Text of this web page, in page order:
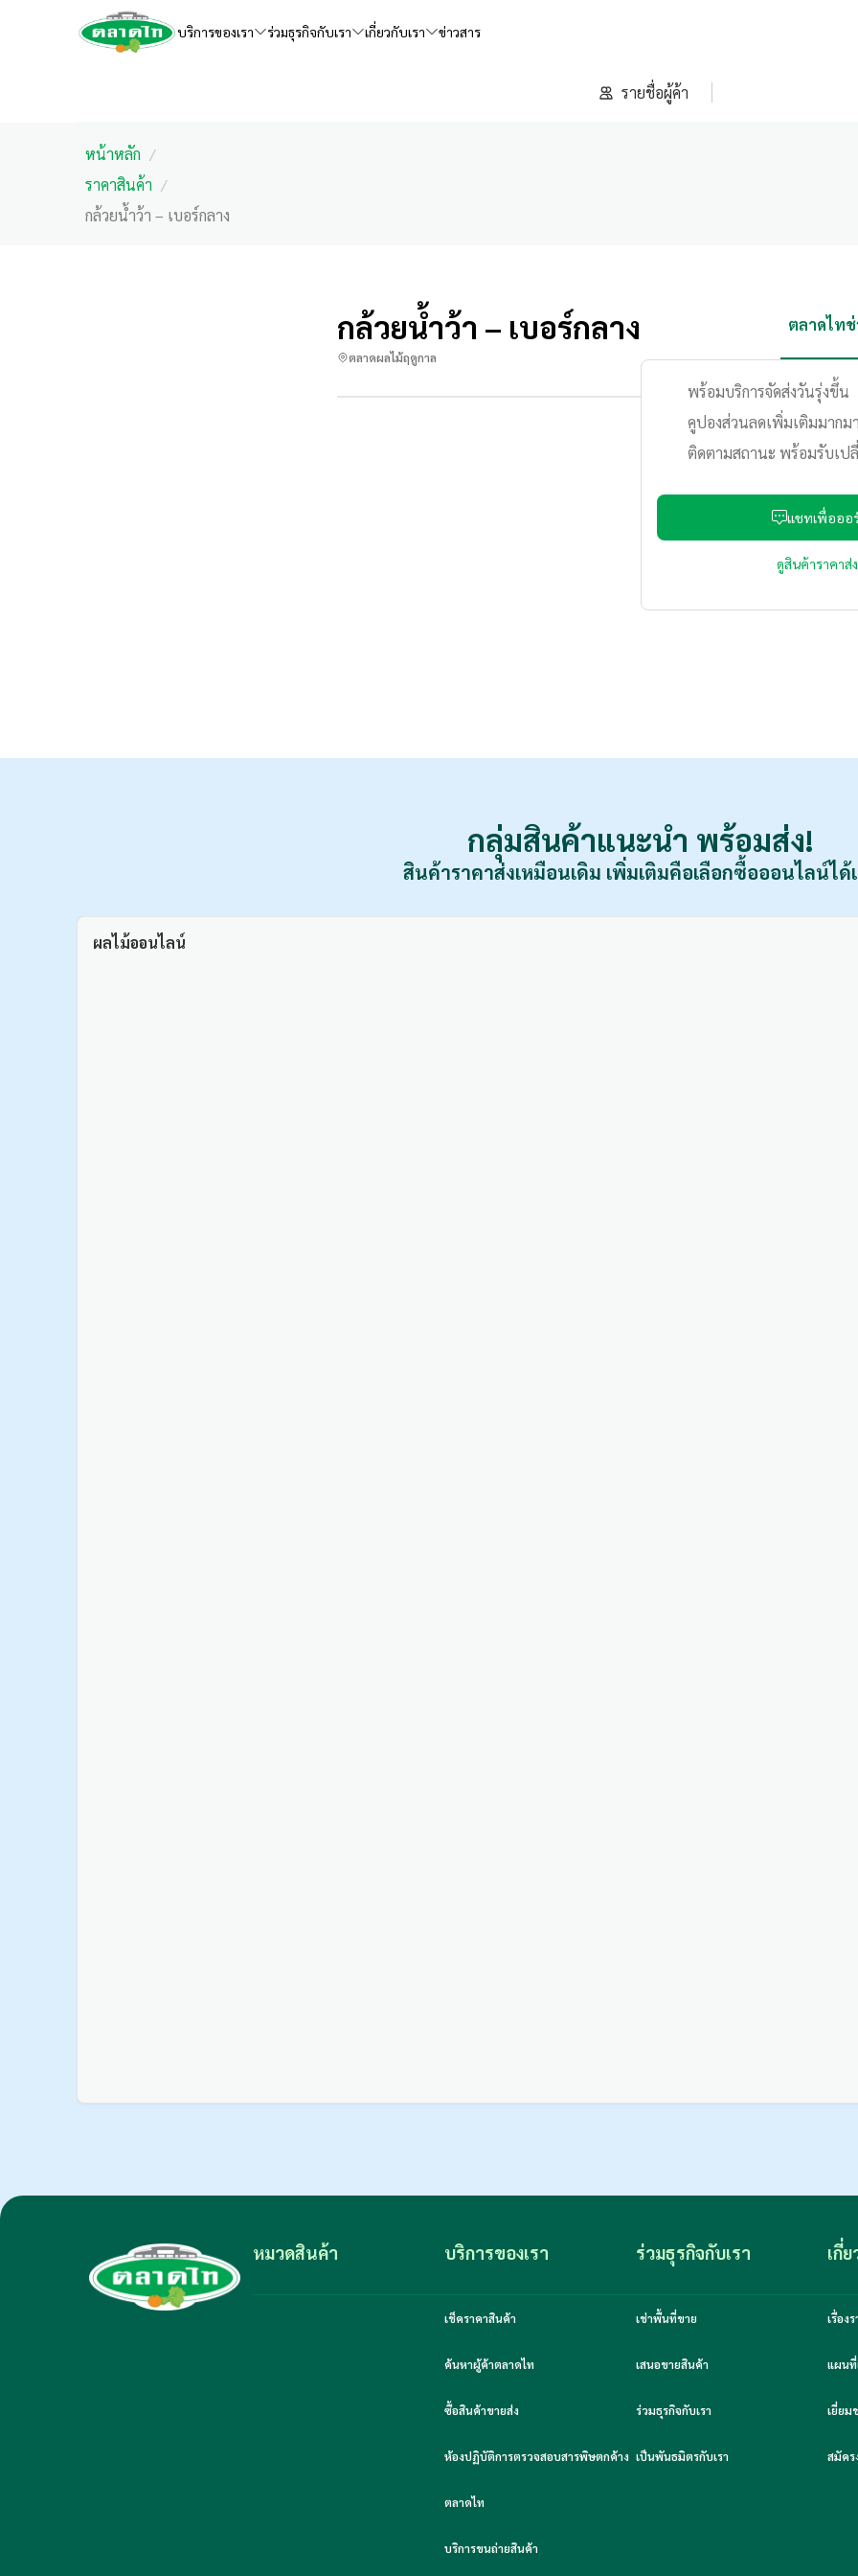
บริการของเรา ร่วมธุรกิจกับเรา เกี่ยวกับเรา ข่าวสาร
รายชื่อผู้ค้า
หน้าหลัก /
ราคาสินค้า /
กล้วยน้ำว้า – เบอร์กลาง
กล้วยน้ำว้า – เบอร์กลาง
ตลาดผลไม้ฤดูกาล
ตลาดไท
พร้อมบริการจัดส่งวันรุ่งขึ้น
คูปองส่วนลดเพิ่มเติมมากม
ติดตามสถานะ พร้อมรับเป
แชทเพื่อออร์
ดูสินค้าราคาส่
กลุ่มสินค้าแนะนำ พร้อมส่ง!
สินค้าราคาส่งเหมือนเดิม เพิ่มเติมคือเลือกซื้อออนไลน์ได้
ผลไม้ออนไลน์
หมวดสินค้า บริการของเรา
เช็คราคาสินค้า
ค้นหาผู้ค้าตลาดไท
ซื้อสินค้าขายส่ง
ห้องปฏิบัติการตรวจสอบสารพิษตกค้าง
ตลาดไท
บริการขนถ่ายสินค้า
ร่วมธุรกิจกับเรา
เช่าพื้นที่ขาย
เสนอขายสินค้า
ร่วมธุรกิจกับเรา
เป็นพันธมิตรกับเรา
เกี่
เรื่อง
แผน
เยี่ยม
สมัคร